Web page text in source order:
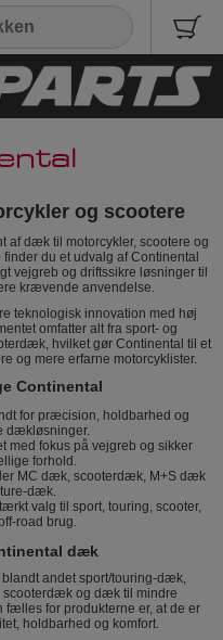
og scootere
af dæk til motorcykler, scootere og
du et udvalg af Continental
vejgreb og driftssikre løsninger til
krævende anvendelse.
teknologisk innovation med høj
omfatter alt fra sport- og
hvilket gør Continental til et
og mere erfarne motorcyklister.
Continental
for præcision, holdbarhed og
dækløsninger.
med fokus på vejgreb og sikker
forhold.
MC dæk, scooterdæk, M+S dæk
dæk.
valg til sport, touring, scooter,
road brug.
dæk
andet sport/touring-dæk,
og dæk til mindre
fælles for produkterne er, at de er
holdbarhed og komfort.